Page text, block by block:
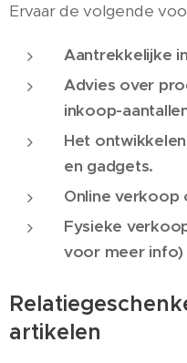
Ervaar de volgende
Aantrekkelijke
Advies over
inkoop-
Het
en gadgets.
Online verkoop
Fysieke
voor meer info)
artikelen